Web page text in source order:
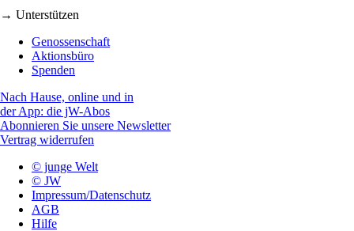
→ Unterstützen
Genossenschaft
Aktionsbüro
Spenden
Nach Hause, online und in
der App: die jW-Abos
Abonnieren Sie unsere Newsletter
Vertrag widerrufen
© junge Welt
© JW
Impressum/Datenschutz
AGB
Hilfe